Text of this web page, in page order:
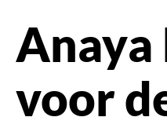
voor